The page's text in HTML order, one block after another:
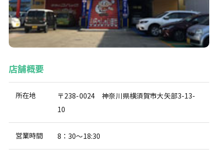
店舗概要
所在地
〒238-0024 神奈川県横須賀市大矢部3-13-
10
営業時間 8：30～18:30